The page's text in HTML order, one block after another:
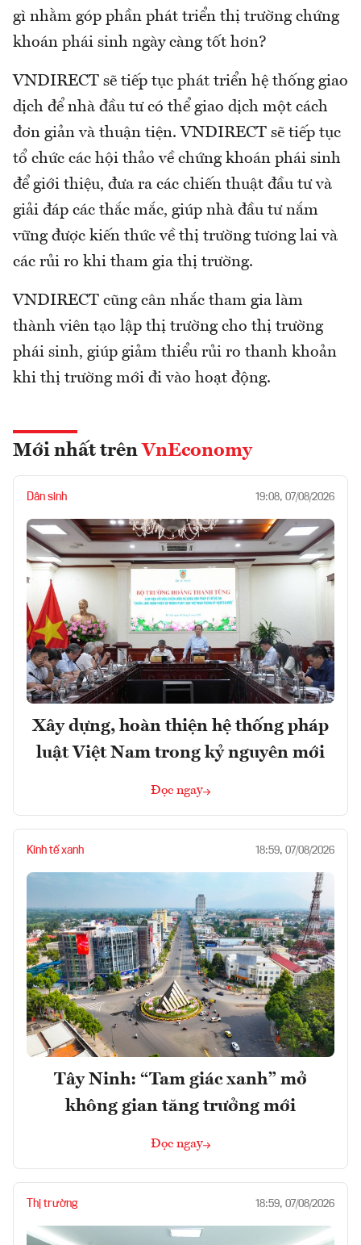
gì nhằm góp phần phát triển thị trường chứng
khoán phái sinh ngày càng tốt hơn?
VNDIRECT sẽ tiếp tục phát triển hệ thống giao
dịch để nhà đầu tư có thể giao dịch một cách
đơn giản và thuận tiện. VNDIRECT sẽ tiếp tục
tổ chức các hội thảo về chứng khoán phái sinh
để giới thiệu, đưa ra các chiến thuật đầu tư và
giải đáp các thắc mắc, giúp nhà đầu tư nắm
vững được kiến thức về thị trường tương lai và
các rủi ro khi tham gia thị trường.
VNDIRECT cũng cân nhắc tham gia làm
thành viên tạo lập thị trường cho thị trường
phái sinh, giúp giảm thiểu rủi ro thanh khoản
khi thị trường mới đi vào hoạt động.
Mới nhất trên VnEconomy
Dân sinh 19:08, 07/08/2026
Xây dựng, hoàn thiện hệ thống pháp
luật Việt Nam trong kỷ nguyên mới
Đọc ngay
Kinh tế xanh 18:59, 07/08/2026
Tây Ninh: “Tam giác xanh” mở
không gian tăng trưởng mới
Đọc ngay
Thị trường 18:59, 07/08/2026